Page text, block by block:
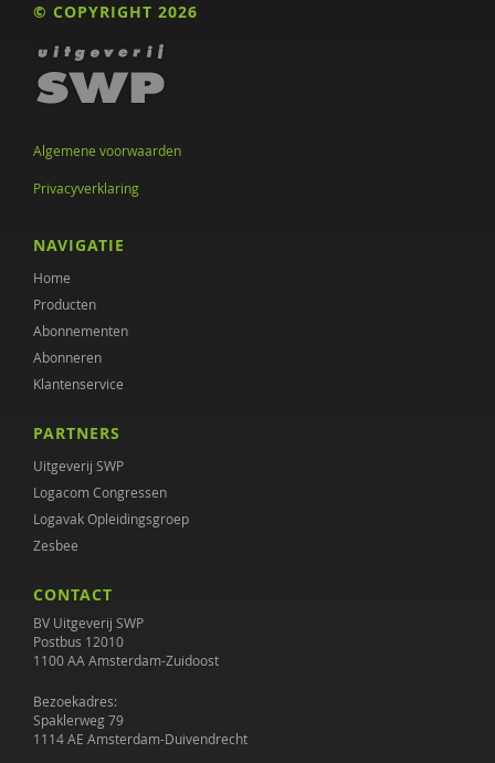
© COPYRIGHT 2026
Algemene voorwaarden
Privacyverklaring
NAVIGATIE
Home
Producten
Abonnementen
Abonneren
Klantenservice
PARTNERS
Uitgeverij SWP
Logacom Congressen
Logavak Opleidingsgroep
Zesbee
CONTACT
BV Uitgeverij SWP
Postbus 12010
1100 AA Amsterdam-Zuidoost
Bezoekadres:
Spaklerweg 79
1114 AE Amsterdam-Duivendrecht